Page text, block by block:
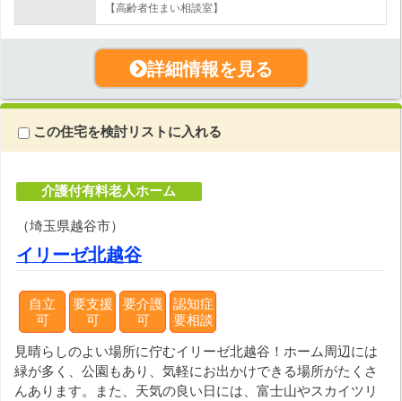
【高齢者住まい相談室】
詳細情報を見る
この住宅を検討リストに入れる
介護付有料老人ホーム
（埼玉県越谷市）
イリーゼ北越谷
自立
可
要支援
可
要介護
可
認知症
要相談
見晴らしのよい場所に佇むイリーゼ北越谷！ホーム周辺には
緑が多く、公園もあり、気軽にお出かけできる場所がたくさ
んあります。また、天気の良い日には、富士山やスカイツリ